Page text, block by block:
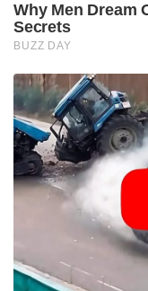
Why Men Dream
Secrets
BUZZ DAY